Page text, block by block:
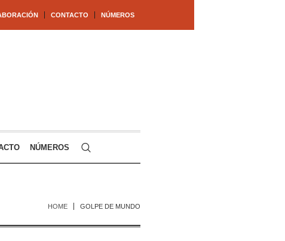
CONTACTO NÚMEROS
NÚMEROS
HOME GOLPE DE MUNDO